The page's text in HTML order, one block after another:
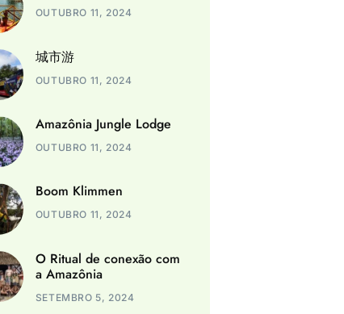
OUTUBRO 11, 2024
城市游
OUTUBRO 11, 2024
Amazônia Jungle Lodge
OUTUBRO 11, 2024
Boom Klimmen
OUTUBRO 11, 2024
O Ritual de conexão com
a Amazônia
SETEMBRO 5, 2024